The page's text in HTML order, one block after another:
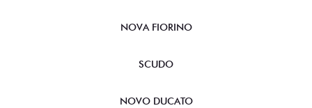
NOVA FIORINO
SCUDO
NOVO DUCATO